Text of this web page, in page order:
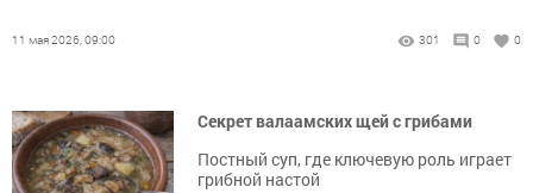
11 мая 2026, 09:00 301 0 0
Секрет валаамских щей с грибами
Постный суп, где ключевую роль играет
грибной настой